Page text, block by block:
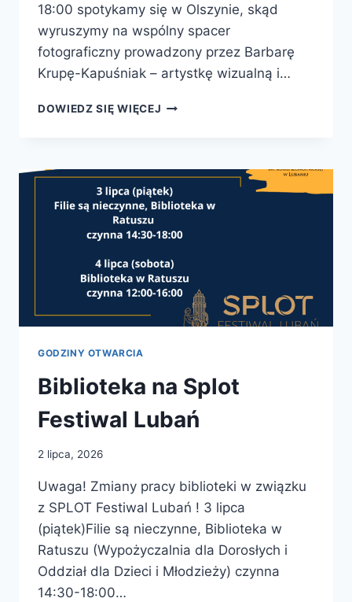
18:00 spotykamy się w Olszynie, skąd
wyruszymy na wspólny spacer
fotograficzny prowadzony przez Barbarę
Krupę-Kapuśniak – artystkę wizualną i…
DOWIEDZ SIĘ WIĘCEJ FOTOSPACER
GODZINY OTWARCIA
Biblioteka na Splot
Festiwal Lubań
2 lipca, 2026
Uwaga! Zmiany pracy biblioteki w związku
z SPLOT Festiwal Lubań ! 3 lipca
(piątek)Filie są nieczynne, Biblioteka w
Ratuszu (Wypożyczalnia dla Dorosłych i
Oddział dla Dzieci i Młodzieży) czynna
14:30-18:00…